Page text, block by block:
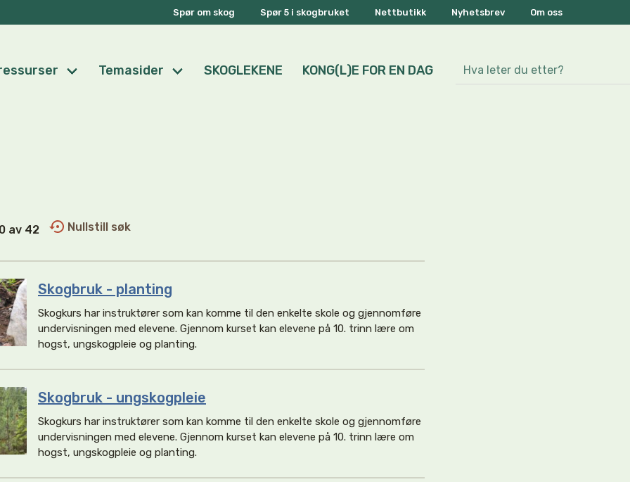
Spør om skog Spør 5 i skogbruket Nettbutikk Nyhetsbrev Om oss
Temasider SKOGLEKENE KONG(L)E FOR EN DAG
av 42 Nullstill søk
Skogbruk - planting
Skogkurs har instruktører som kan komme til den enkelte skole og gjennomføre
undervisningen med elevene. Gjennom kurset kan elevene på 10. trinn lære om
hogst, ungskogpleie og planting.
Skogbruk - ungskogpleie
Skogkurs har instruktører som kan komme til den enkelte skole og gjennomføre
undervisningen med elevene. Gjennom kurset kan elevene på 10. trinn lære om
hogst, ungskogpleie og planting.